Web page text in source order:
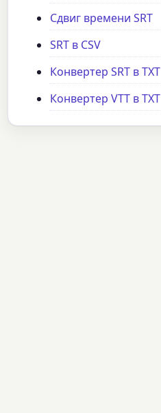
Сдвиг времени SRT
SRT в CSV
Конвертер SRT в TXT
Конвертер VTT в TXT